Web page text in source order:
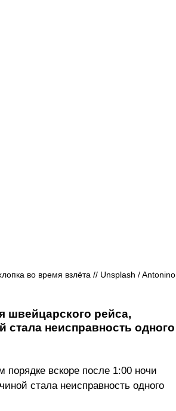
во время взлёта // Unsplash / Antonino
швейцарского рейса,
неисправность одного
вскоре после 1:00 ночи
стала неисправность одного